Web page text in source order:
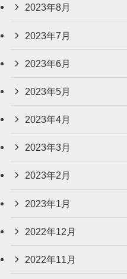
2023年8月
2023年7月
2023年6月
2023年5月
2023年4月
2023年3月
2023年2月
2023年1月
2022年12月
2022年11月